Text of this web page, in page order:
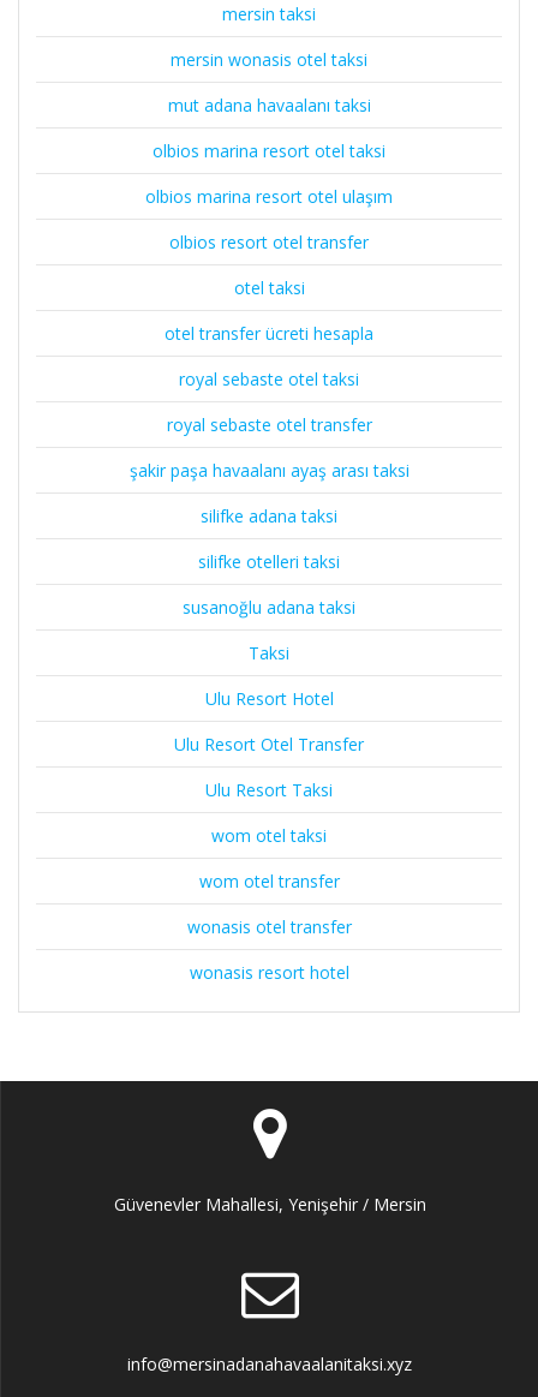
mersin taksi
mersin wonasis otel taksi
mut adana havaalanı taksi
olbios marina resort otel taksi
olbios marina resort otel ulaşım
olbios resort otel transfer
otel taksi
otel transfer ücreti hesapla
royal sebaste otel taksi
royal sebaste otel transfer
şakir paşa havaalanı ayaş arası taksi
silifke adana taksi
silifke otelleri taksi
susanoğlu adana taksi
Taksi
Ulu Resort Hotel
Ulu Resort Otel Transfer
Ulu Resort Taksi
wom otel taksi
wom otel transfer
wonasis otel transfer
wonasis resort hotel
Güvenevler Mahallesi, Yenişehir / Mersin
info@mersinadanahavaalanitaksi.xyz